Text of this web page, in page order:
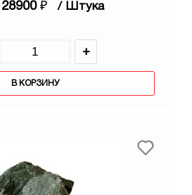
28900 ₽ / Штука
+
В КОРЗИНУ